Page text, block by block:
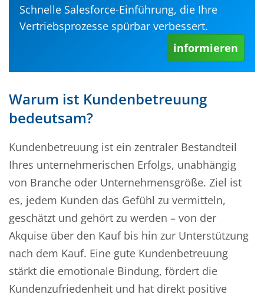
Schnelle Salesforce-Einführung, die Ihre
Vertriebsprozesse spürbar verbessert.
informieren
Warum ist Kundenbetreuung
bedeutsam?
Kundenbetreuung ist ein zentraler Bestandteil
Ihres unternehmerischen Erfolgs, unabhängig
von Branche oder Unternehmensgröße. Ziel ist
es, jedem Kunden das Gefühl zu vermitteln,
geschätzt und gehört zu werden – von der
Akquise über den Kauf bis hin zur Unterstützung
nach dem Kauf. Eine gute Kundenbetreuung
stärkt die emotionale Bindung, fördert die
Kundenzufriedenheit und hat direkt positive